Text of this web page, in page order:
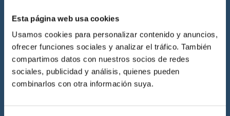
Esta página web usa cookies
Usamos cookies para personalizar contenido y anuncios,
ofrecer funciones sociales y analizar el tráfico. También
compartimos datos con nuestros socios de redes
sociales, publicidad y análisis, quienes pueden
combinarlos con otra información suya.
Contacta con Cenáutica
Historia de Cenáutica
Trabaja con Cenáutica
Sala de prensa
Preguntas frecuentes